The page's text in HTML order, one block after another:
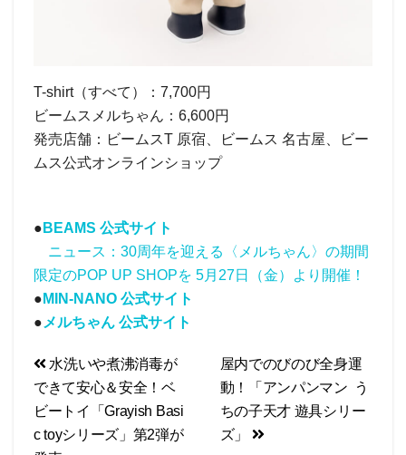
T-shirt（すべて）：7,700円
ビームスメルちゃん：6,600円
発売店舗：ビームスT 原宿、ビームス 名古屋、ビー
ムス公式オンラインショップ
● BEAMS 公式サイト
ニュース：30周年を迎える〈メルちゃん〉の期間
限定のPOP UP SHOPを 5月27日（金）より開催！
● MIN-NANO 公式サイト
● メルちゃん 公式サイト
投
稿
ナ
屋内でのびのび全身運
動！「アンパンマン う
ちの子天才 遊具シリー
ズ」
水洗いや煮沸消毒が
できて安心＆安全！ベ
ビートイ「Grayish Basi
c toyシリーズ」第2弾が